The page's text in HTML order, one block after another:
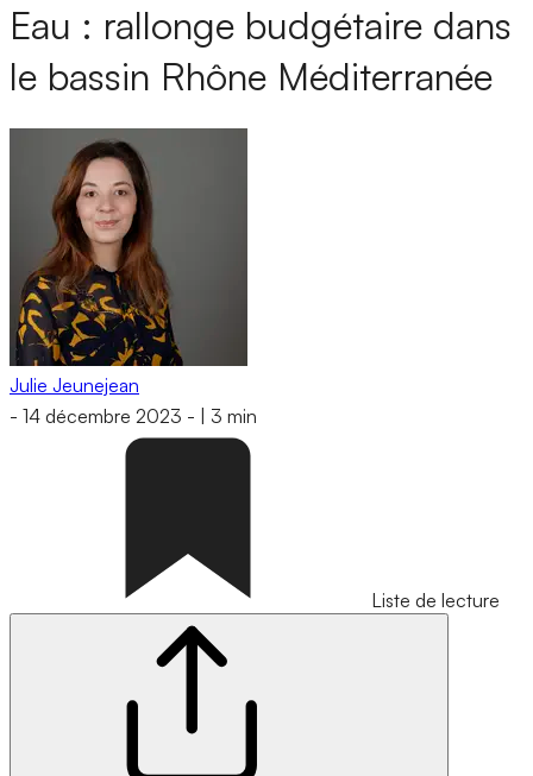
Eau : rallonge budgétaire dans
le bassin Rhône Méditerranée
Julie Jeunejean
- 14 décembre 2023 - 3 min
Liste de lecture